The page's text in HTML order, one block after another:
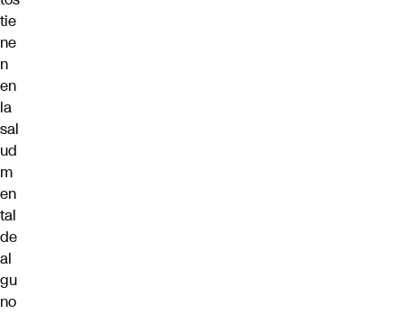
tie
ne
n
en
la
sal
ud
m
en
tal
de
al
gu
no